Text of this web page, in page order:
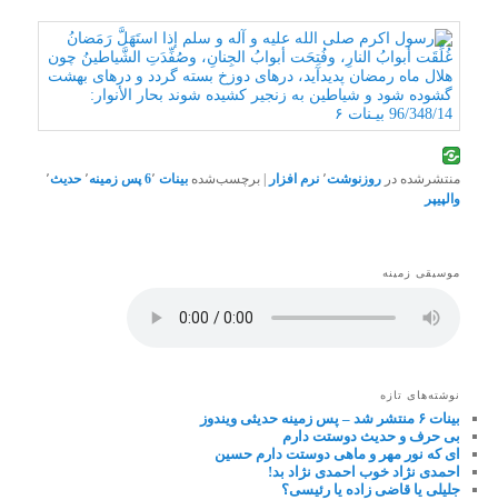
منتشرشده در روزنوشت٬ نرم افزار |برچسب‌شده بینات 6 ٬ پس زمینه٬ حدیث٬
والپیپر
موسیقی زمینه
نوشته‌های تازه
بینات ۶ منتشر شد – پس زمینه حدیثی ویندوز
بی حرف و حدیث دوستت دارم
ای که نور مهر و ماهی دوستت دارم حسین
احمدی نژاد خوب احمدی نژاد بد!
جلیلی یا قاضی زاده یا رئیسی؟